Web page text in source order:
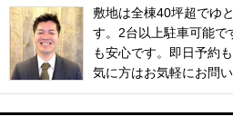
敷地は全棟40坪超でゆ
す。2台以上駐車可能で
も安心です。即日予約
気に方はお気軽にお問い